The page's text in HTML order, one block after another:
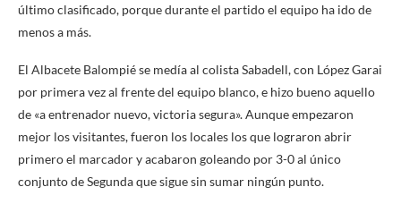
último clasificado, porque durante el partido el equipo ha ido de
menos a más.
El Albacete Balompié se medía al colista Sabadell, con López Garai
por primera vez al frente del equipo blanco, e hizo bueno aquello
de «a entrenador nuevo, victoria segura». Aunque empezaron
mejor los visitantes, fueron los locales los que lograron abrir
primero el marcador y acabaron goleando por 3-0 al único
conjunto de Segunda que sigue sin sumar ningún punto.